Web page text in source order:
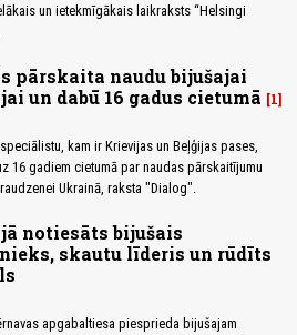
un ietekmīgākais laikraksts “Helsingi
pārskaita naudu bijušajai
un dabū 16 gadus cietumā
1
kam ir Krievijas un Beļģijas pases,
16 gadiem cietumā par naudas pārskaitījumu
Ukrainā, raksta "Dialog".
notiesāts bijušais
skautu līderis un rūdīts
apgabaltiesa piesprieda bijušajam